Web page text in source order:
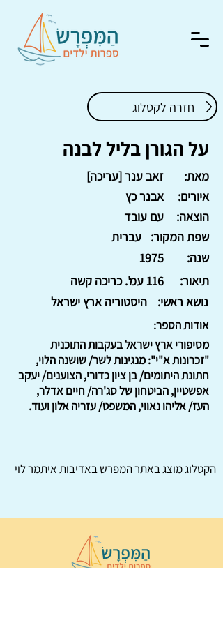
חזרה לקטלוג
על הגורן בליל לבנה
זאב ענר [עריכה]
מאת:
אבנר כץ
איורים:
עם עובד
הוצאה:
עברית
שפת המקור:
1975
שנה:
116 עמ'. כריכה קשה
תיאור:
היסטוריה ארץ ישראל
נושא ראשי:
אודות הספר:
מסיפורי ארץ ישראל בעקבות התוכנית
"זכרונות א"י": מנגינות לשר/ שושנה הלוי,
חתונת היתומים/ בן ציון כדורי, הצוענים/ יעקב
אפשטיין, הביטחון של סג'רה/ חיים אדלר,
העז/ אליהו נאווי, המשפט/ עזריה אלון ועוד.
הקטלוג מוצג באתרהמפרשבאדיבות איתמר לוי